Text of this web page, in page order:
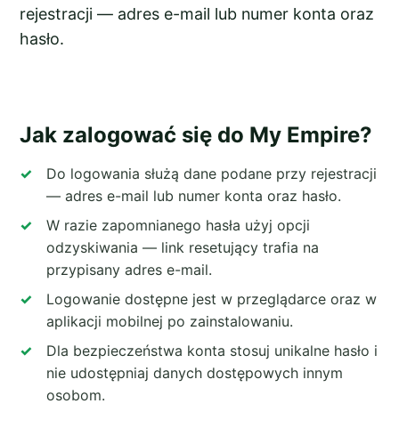
rejestracji — adres e-mail lub numer konta oraz
hasło.
Jak zalogować się do My Empire?
Do logowania służą dane podane przy rejestracji
— adres e-mail lub numer konta oraz hasło.
W razie zapomnianego hasła użyj opcji
odzyskiwania — link resetujący trafia na
przypisany adres e-mail.
Logowanie dostępne jest w przeglądarce oraz w
aplikacji mobilnej po zainstalowaniu.
Dla bezpieczeństwa konta stosuj unikalne hasło i
nie udostępniaj danych dostępowych innym
osobom.